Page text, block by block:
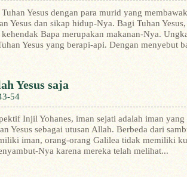
Tuhan Yesus dengan para murid yang
Yesus dan sikap hidup-Nya. Bagi Tuhan
kehendak Bapa merupakan makanan-Nya.
Yesus yang berapi-api. Dengan menyebut
Yesus saja
54
Injil Yohanes, iman sejati adalah iman
Yesus sebagai utusan Allah. Berbeda dari
iman, orang-orang Galilea tidak memiliki
Nya karena mereka telah melihat...